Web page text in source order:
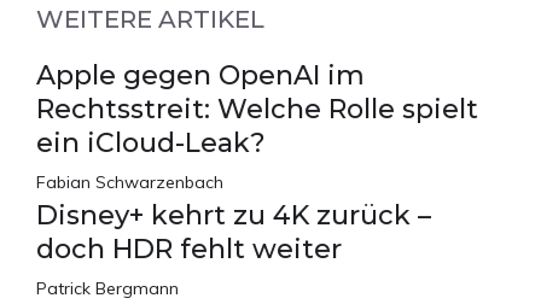
WEITERE ARTIKEL
Apple gegen OpenAI im
Rechtsstreit: Welche Rolle spielt
ein iCloud-Leak?
Fabian Schwarzenbach
Disney+ kehrt zu 4K zurück –
doch HDR fehlt weiter
Patrick Bergmann